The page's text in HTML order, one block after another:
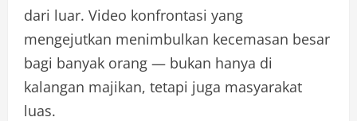
dari luar. Video konfrontasi yang
mengejutkan menimbulkan kecemasan besar
bagi banyak orang — bukan hanya di
kalangan majikan, tetapi juga masyarakat
luas.